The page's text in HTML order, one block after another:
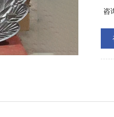
时
易
咨